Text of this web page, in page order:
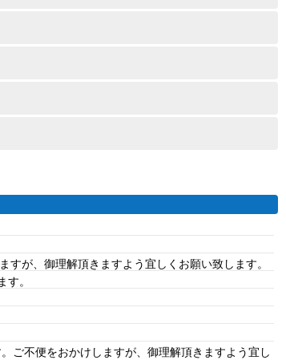
が、御理解頂きますよう宜しくお願い致します。
。
ご不便をおかけしますが、御理解頂きますよう宜し